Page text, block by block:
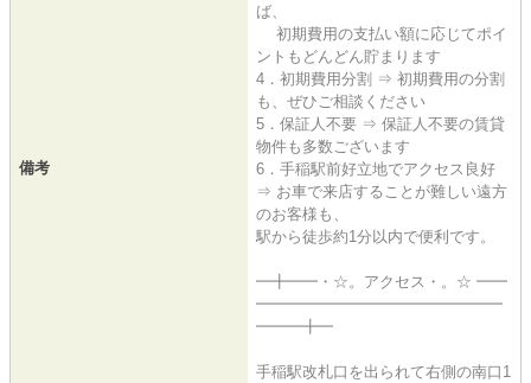
備考
ば、
初期費用の支払い額に応じてポイ
ントもどんどん貯まります
4．初期費用分割 ⇒ 初期費用の分割
も、ぜひご相談ください
5．保証人不要 ⇒ 保証人不要の賃貸
物件も多数ございます
6．手稲駅前好立地でアクセス良好
⇒ お車で来店することが難しい遠方
のお客様も、
駅から徒歩約1分以内で便利です。
━╋━━・☆。アクセス・。☆ ━━
━━━━━━━━━━━━━━━━
━━━╋━
手稲駅改札口を出られて右側の南口1